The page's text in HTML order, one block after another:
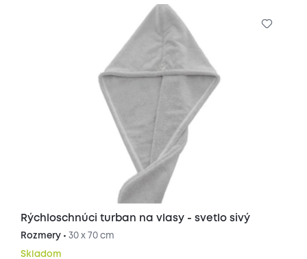
Rýchloschnúci turban na vlasy - svetlo sivý
Rozmery • 30 x 70 cm
Skladom